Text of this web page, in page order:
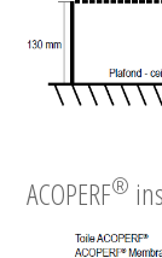
ACOPERF®